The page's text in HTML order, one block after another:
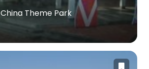
Theme Park